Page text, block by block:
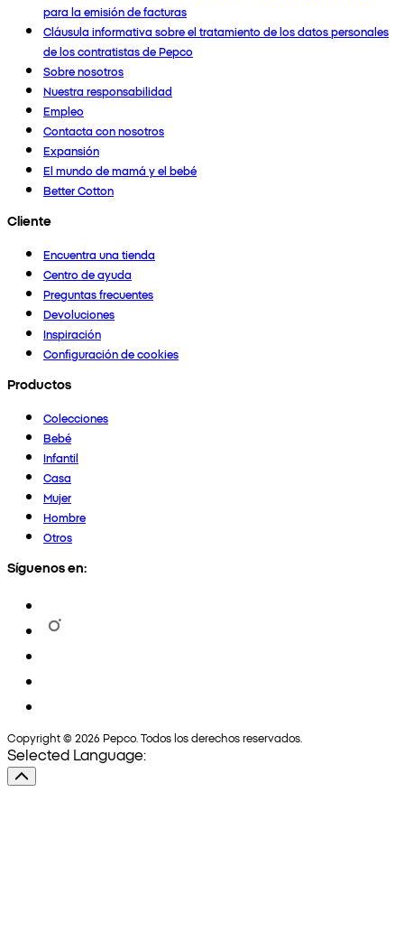
para la emisión de facturas
Cláusula informativa sobre el tratamiento de los datos personales
de los contratistas de Pepco
Sobre nosotros
Nuestra responsabilidad
Empleo
Contacta con nosotros
Expansión
El mundo de mamá y el bebé
Better Cotton
Cliente
Encuentra una tienda
Centro de ayuda
Preguntas frecuentes
Devoluciones
Inspiración
Configuración de cookies
Productos
Colecciones
Bebé
Infantil
Casa
Mujer
Hombre
Otros
Síguenos en:
Copyright © 2026 Pepco. Todos los derechos reservados.
Selected Language: